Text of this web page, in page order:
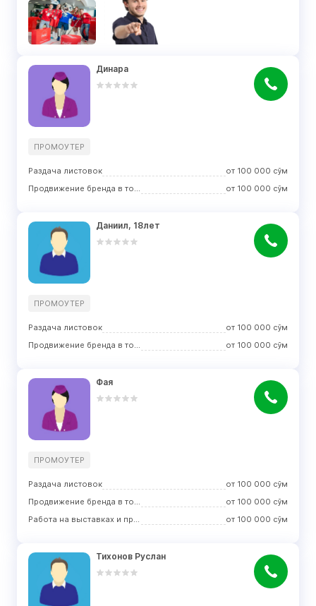
Динара
ПРОМОУТЕР
Раздача листовок от 100 000 сўм
Продвижение бренда в торговых центрах
от 100 000 сўм
Даниил, 18лет
ПРОМОУТЕР
Раздача листовок от 100 000 сўм
Продвижение бренда в торговых центрах
от 100 000 сўм
Фая
ПРОМОУТЕР
Раздача листовок от 100 000 сўм
Продвижение бренда в торговых центрах
от 100 000 сўм
Работа на выставках и презентациях
от 100 000 сўм
Тихонов Руслан